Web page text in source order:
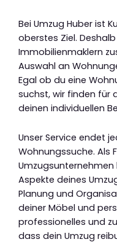
Bei Umzug Huber ist
oberstes Ziel.
Immobilienmaklern
Auswahl an
Egal ob du eine
suchst, wir finden für
deinen individuellen
Unser Service endet
Wohnungssuche. Als
Aspekte deines
Planung und
deiner Möbel und
professionelles und
dass dein Umzug